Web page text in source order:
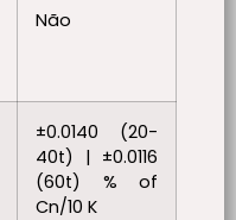
Não
±0.0140 (20-
40t) | ±0.0116
(60t) % of
Cn/10 K